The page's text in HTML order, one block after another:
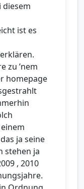
diesem
ist es
zu ’nem
homepage
ja seine
stehen ja
, 2010